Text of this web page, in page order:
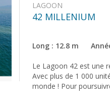
LAGOON
42 MILLENIUM
Long : 12.8 m
Le Lagoon 42 est une
Avec plus de 1 000
monde ! Pour